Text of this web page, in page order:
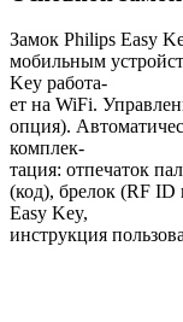
Замок Philips Easy
мобильным
Key работа-
ет на WiFi.
опция).
комплек-
тация: отпечаток
(код), брелок (RF
Easy Key,
инструкция